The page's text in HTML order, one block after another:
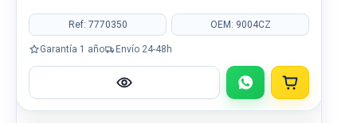
Ref: 7770350 OEM: 9004CZ
Garantía 1 año Envío 24-48h